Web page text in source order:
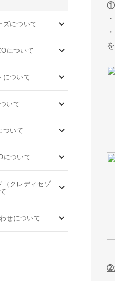
ズについて
について
について
いて
ついて
について
（クレディセゾ
せについて
・
➁